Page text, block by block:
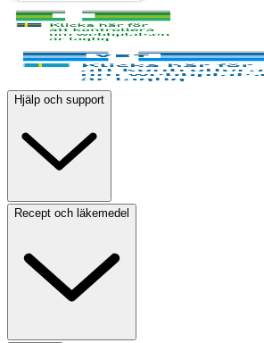
Hjälp och support
Recept och läkemedel